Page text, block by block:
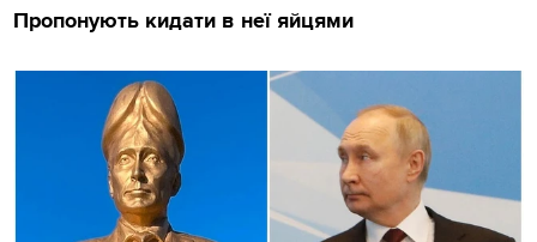
Пропонують кидати в неї яйцями